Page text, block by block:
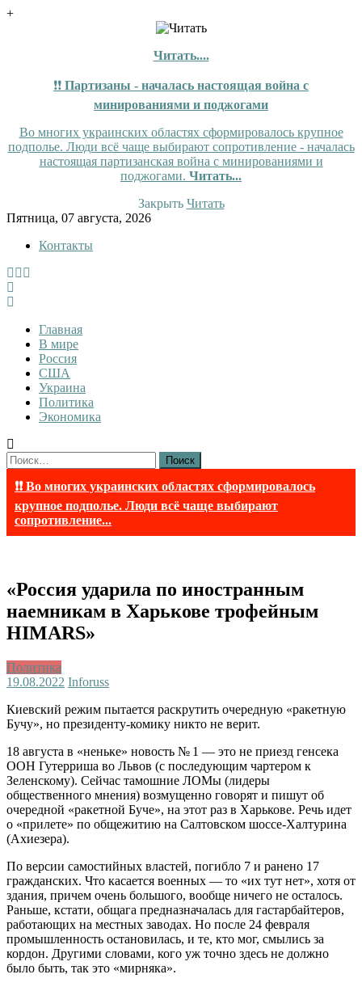
+
Читать....
❗❗ Партизаны - началась настоящая война с
минированиями и поджогами
Во многих украинских областях сформировалось крупное
подполье. Люди всё чаще выбирают сопротивление - началась
настоящая партизанская война с минированиями и
поджогами. Читать...
Закрыть Читать
Skip
content
Пятница, 07 августа, 2026
Контакты
InfoRuss
InfoRuss — Новости
Главная
В мире
Россия
США
Украина
Политика
Экономика
Найти:
❗❗ Во многих украинских областях сформировалось
крупное подполье. Люди всё чаще выбирают
сопротивление...
«Россия ударила по иностранным
наемникам в Харькове трофейным
HIMARS»
Политика
19.08.2022 Inforuss
Киевский режим пытается раскрутить очередную «ракетную
Бучу», но президенту-комику никто не верит.
18 августа в «неньке» новость № 1 — это не приезд генсека
ООН Гутерриша во Львов (с последующим чартером к
Зеленскому). Сейчас тамошние ЛОМы (лидеры
общественного мнения) возмущенно говорят и пишут об
очередной «ракетной Буче», на этот раз в Харькове. Речь идет
о «прилете» по общежитию на Салтовском шоссе-Халтурина
(Ахиезера).
По версии самостийных властей, погибло 7 и ранено 17
гражданских. Что касается военных — то «их тут нет», хотя от
здания, причем очень большого, вообще ничего не осталось.
Раньше, кстати, общага предназначалась для гастарбайтеров,
работающих на местных заводах. Но после 24 февраля
промышленность остановилась, и те, кто мог, смылись за
кордон. Другими словами, кого уж точно здесь не должно
было быть, так это «мирняка».